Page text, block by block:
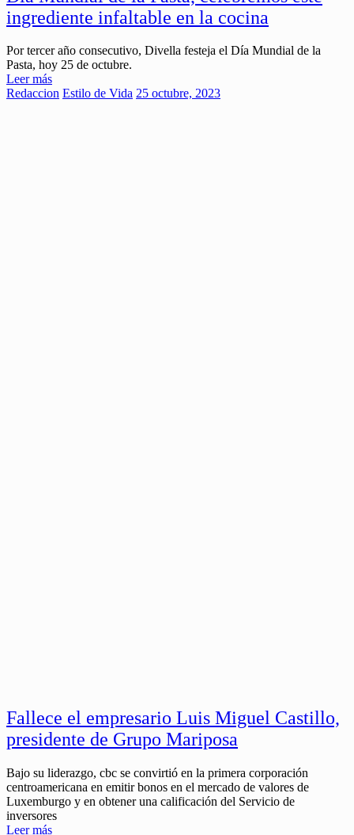
ingrediente infaltable en la cocina
Por tercer año consecutivo, Divella festeja el Día Mundial de la
Pasta, hoy 25 de octubre.
Leer más
Redaccion Estilo de Vida 25 octubre, 2023
Fallece el empresario Luis Miguel Castillo,
presidente de Grupo Mariposa
Bajo su liderazgo, cbc se convirtió en la primera corporación
centroamericana en emitir bonos en el mercado de valores de
Luxemburgo y en obtener una calificación del Servicio de
inversores
Leer más